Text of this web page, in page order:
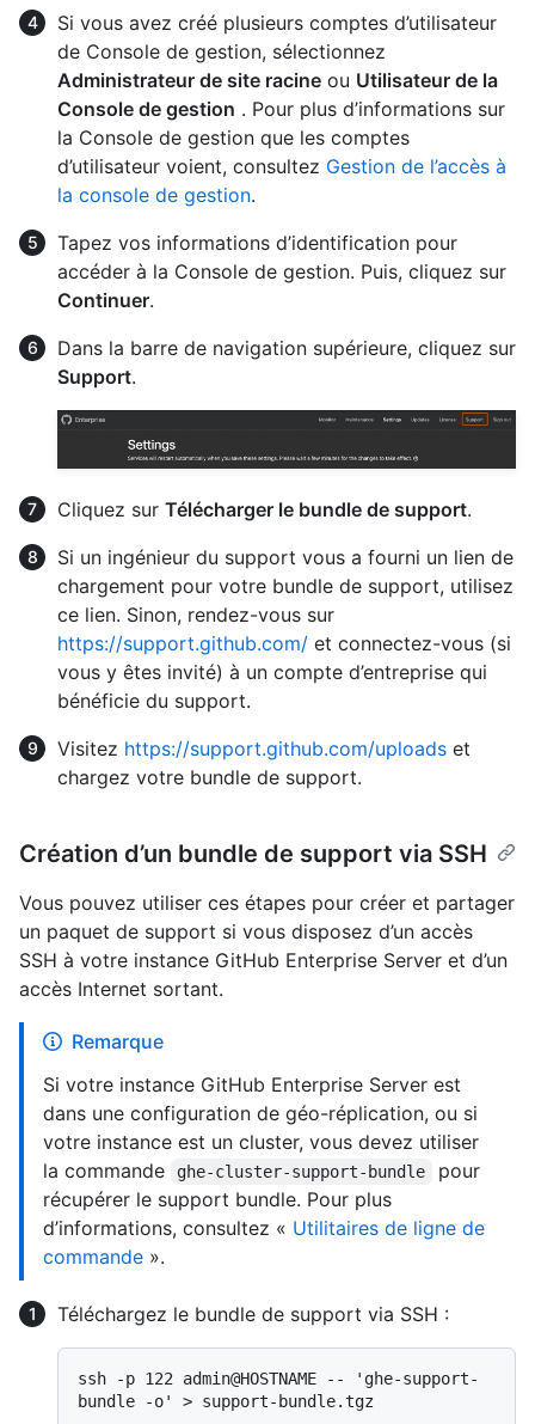
Si vous avez créé plusieurs comptes d’utilisateur
de Console de gestion, sélectionnez
Administrateur de site racine ou Utilisateur de la
Console de gestion . Pour plus d’informations sur
la Console de gestion que les comptes
d’utilisateur voient, consultez Gestion de l’accès à
la console de gestion.
Tapez vos informations d’identification pour
accéder à la Console de gestion. Puis, cliquez sur
Continuer.
Dans la barre de navigation supérieure, cliquez sur
Support.
Cliquez sur Télécharger le bundle de support.
Si un ingénieur du support vous a fourni un lien de
chargement pour votre bundle de support, utilisez
ce lien. Sinon, rendez-vous sur
https://support.github.com/ et connectez-vous (si
vous y êtes invité) à un compte d’entreprise qui
bénéficie du support.
Visitez https://support.github.com/uploads et
chargez votre bundle de support.
Création d’un bundle de support via SSH
Vous pouvez utiliser ces étapes pour créer et partager
un paquet de support si vous disposez d’un accès
SSH à votre instance GitHub Enterprise Server et d’un
accès Internet sortant.
Remarque
Si votre instance GitHub Enterprise Server est
dans une configuration de géo-réplication, ou si
votre instance est un cluster, vous devez utiliser
la commande
ghe-cluster-support-bundle
pour
récupérer le support bundle. Pour plus
d’informations, consultez « Utilitaires de ligne de
commande ».
Téléchargez le bundle de support via SSH :
ssh -p 122 admin@HOSTNAME -- 'ghe-support-